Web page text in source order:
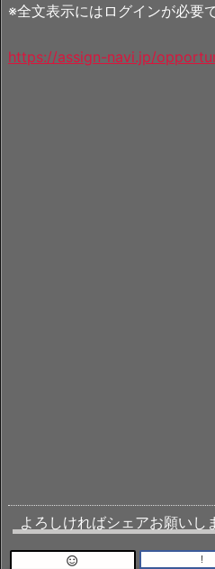
※全文表示にはログインが必要で
https://assign-navi.jp/
よろしければシェアお願いし
 !